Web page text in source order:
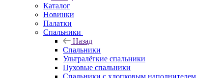
Каталог
Новинки
Палатки
Спальники
Назад
Спальники
Ультралёгкие спальники
Пуховые спальники
Спальники с хлопковым наполнителем